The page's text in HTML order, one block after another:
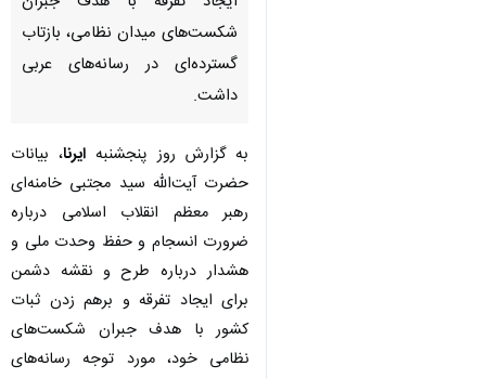
شکست‌های میدان نظامی، بازتاب
گسترده‌ای در رسانه‌های عربی
داشت.
به گزارش روز پنجشنبه ایرنا، بیانات
حضرت آیت‌الله سید مجتبی خامنه‌ای
رهبر معظم انقلاب اسلامی درباره
ضرورت انسجام و حفظ وحدت ملی و
هشدار درباره طرح و نقشه دشمن
برای ایجاد تفرقه و برهم زدن ثبات
کشور با هدف جبران شکست‌های
نظامی خود، مورد توجه رسانه‌های